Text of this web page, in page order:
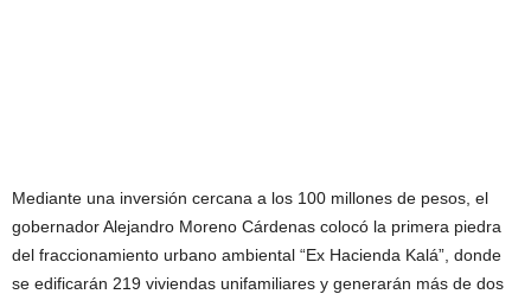
Mediante una inversión cercana a los 100 millones de pesos, el
gobernador Alejandro Moreno Cárdenas colocó la primera piedra
del fraccionamiento urbano ambiental “Ex Hacienda Kalá”, donde
se edificarán 219 viviendas unifamiliares y generarán más de dos